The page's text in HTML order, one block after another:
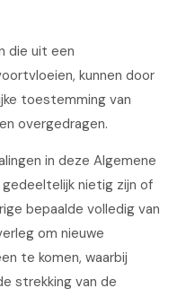
die uit een
kunnen door
toestemming van
overgedragen.
in deze Algemene
nietig zijn of
bepaalde volledig van
om nieuwe
te komen, waarbij
strekking van de